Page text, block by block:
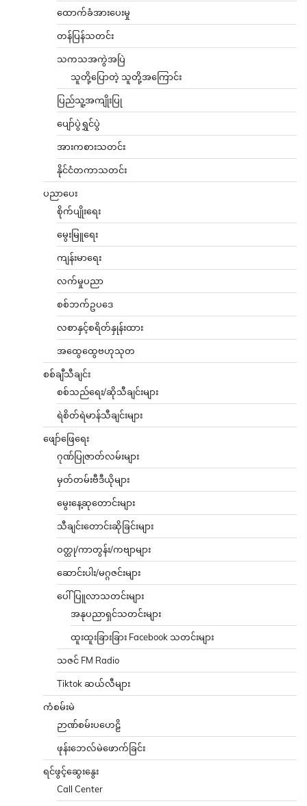
ထောက်ခံအားပေးမှု
တန်ပြန်သတင်း
သကသအကွဲအပြဲ
သူတို့ပြောတဲ့ သူတို့အကြောင်း
ပြည်သူ့အကျိုးပြု
ပျော်ပွဲရွှင်ပွဲ
အားကစားသတင်း
နိုင်ငံတကာသတင်း
ပညာပေး
စိုက်ပျိုးရေး
မွေးမြူရေး
ကျန်းမာရေး
လက်မှုပညာ
စစ်ဘက်ဥပဒေ
လစာနှင့်စရိတ်နှုန်းထား
အထွေထွေဗဟုသုတ
စစ်ချီသီချင်း
စစ်သည်ရေး/ဆိုသီချင်းများ
ရဲစိတ်ရဲမာန်သီချင်းများ
ဖျော်ဖြေရေး
ဂုဏ်ပြုဇာတ်လမ်းများ
မှတ်တမ်းဗီဒီယိုများ
မွေးနေ့ဆုတောင်းများ
သီချင်းတောင်းဆိုခြင်းများ
ဝတ္ထု/ကာတွန်း/ကဗျာများ
ဆောင်းပါး/မဂ္ဂဇင်းများ
ပေါ်ပြူလာသတင်းများ
အနုပညာရှင်သတင်းများ
ထူးထူးခြားခြား Facebook သတင်းများ
သဇင် FM Radio
Tiktok ဆယ်လီများ
ကံစမ်းမဲ
ဉာဏ်စမ်းပဟေဠိ
ဖုန်းဘေလ်မဲဖောက်ခြင်း
ရင်ဖွင့်ဆွေးနွေး
Call Center